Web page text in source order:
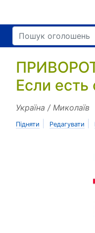
Если
Україна / Миколаїв
Підняти Редагувати